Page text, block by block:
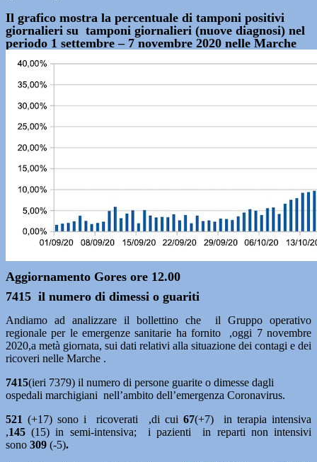
Il grafico mostra la percentuale di tamponi positivi
giornalieri su tamponi giornalieri (nuove diagnosi) nel
periodo 1 settembre – 7 novembre 2020 nelle Marche
Aggiornamento Gores ore 12.00
7415 il numero di dimessi o guariti
Andiamo ad analizzare il bollettino che il Gruppo operativo
regionale per le emergenze sanitarie ha fornito ,oggi 7 novembre
2020,a metà giornata, sui dati relativi alla situazione dei contagi e dei
ricoveri nelle Marche .
7415(ieri 7379) il numero di persone guarite o dimesse dagli
ospedali marchigiani nell’ambito dell’emergenza Coronavirus.
521(+17) sono i ricoverati ,di cui 67(+7)
in terapia intensiva
,145(15) in semi-intensiva; i pazienti in reparti non intensivi
sono 309 (-5).